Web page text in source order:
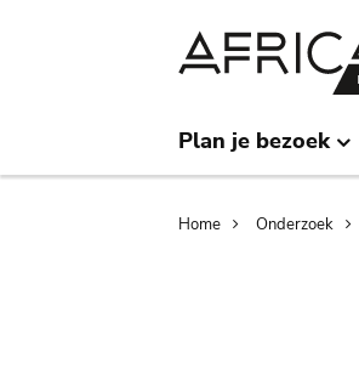
Plan je bezoek
Home Onderzoek